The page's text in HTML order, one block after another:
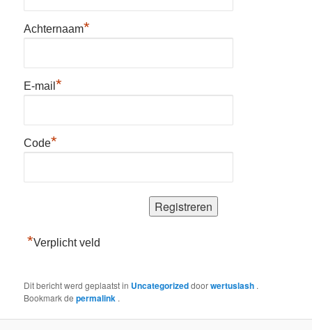
Achternaam*
E-mail*
Code*
*Verplicht veld
Dit bericht werd geplaatst in Uncategorizeddoorwertuslash .
Bookmark depermalink .